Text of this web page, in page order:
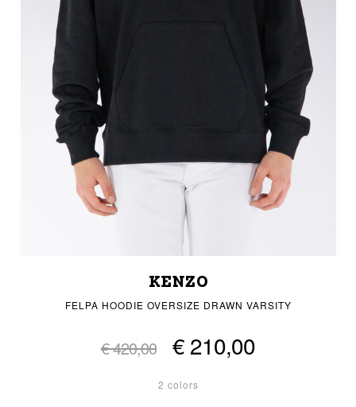
KENZO
FELPA HOODIE OVERSIZE DRAWN VARSITY
€ 420,00 € 210,00
2 colors